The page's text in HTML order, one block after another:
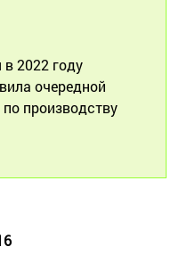
в 2022 году
очередной
по производству